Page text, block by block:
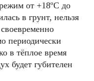
от +18ºС до
в грунт, нельзя
периодически
в тёплое время
будет губителен